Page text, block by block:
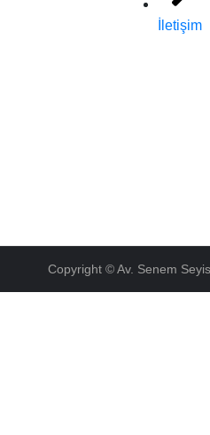
İletişim
Copyright © Av. Senem